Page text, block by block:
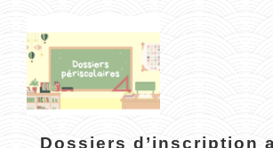
Dossiers d’inscription